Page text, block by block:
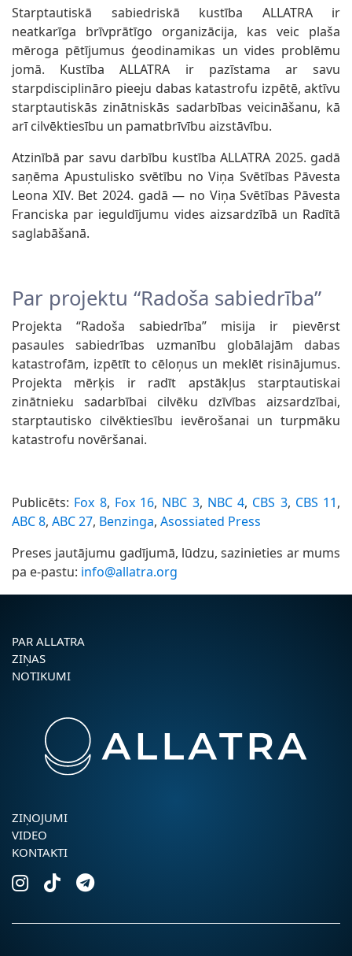
Starptautiskā sabiedriskā kustība ALLATRA ir
neatkarīga brīvprātīgo organizācija, kas veic plaša
mēroga pētījumus ģeodinamikas un vides problēmu
jomā. Kustība ALLATRA ir pazīstama ar savu
starpdisciplināro pieeju dabas katastrofu izpētē, aktīvu
starptautiskās zinātniskās sadarbības veicināšanu, kā
arī cilvēktiesību un pamatbrīvību aizstāvību.
Atzinībā par savu darbību kustība ALLATRA 2025. gadā
saņēma Apustulisko svētību no Viņa Svētības Pāvesta
Leona XIV. Bet 2024. gadā — no Viņa Svētības Pāvesta
Franciska par ieguldījumu vides aizsardzībā un Radītā
saglabāšanā.
Par projektu “Radoša sabiedrība”
Projekta “Radoša sabiedrība” misija ir pievērst
pasaules sabiedrības uzmanību globālajām dabas
katastrofām, izpētīt to cēloņus un meklēt risinājumus.
Projekta mērķis ir radīt apstākļus starptautiskai
zinātnieku sadarbībai cilvēku dzīvības aizsardzībai,
starptautisko cilvēktiesību ievērošanai un turpmāku
katastrofu novēršanai.
Publicēts: Fox 8, Fox 16, NBC 3, NBC 4, CBS 3, CBS 11,
ABC 8, ABC 27, Benzinga, Asossiated Press
Preses jautājumu gadījumā, lūdzu, sazinieties ar mums
pa e-pastu: info@allatra.org
PAR ALLATRA
ZIŅAS
NOTIKUMI
ZIŅOJUMI
VIDEO
KONTAKTI